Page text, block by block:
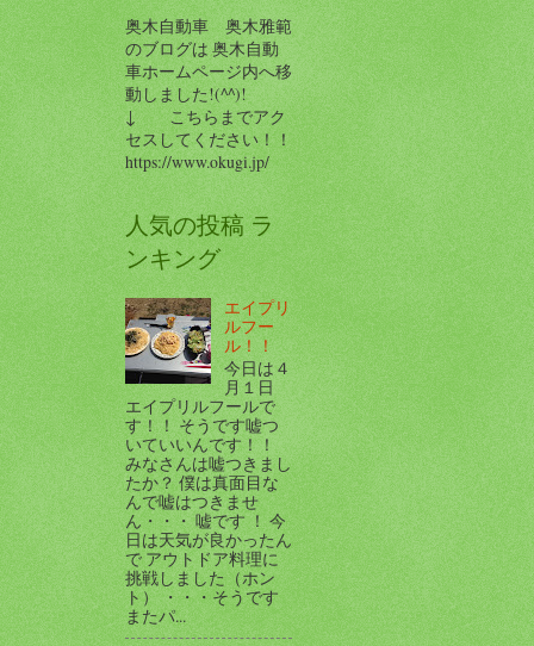
奥木自動車 奥木雅範
のブログは 奥木自動
車ホームページ内へ移
動しました!(^^)!
↓ こちらまでアク
セスしてください！！
https://www.okugi.jp/
人気の投稿 ラ
ンキング
エイプリ
ルフー
ル！！
今日は４
月１日
エイプリルフールで
す！！ そうです嘘つ
いていいんです！！
みなさんは嘘つきまし
たか？ 僕は真面目な
んで嘘はつきませ
ん・・・ 嘘です ！ 今
日は天気が良かったん
で アウトドア料理に
挑戦しました（ホン
ト） ・・・そうです
またパ...